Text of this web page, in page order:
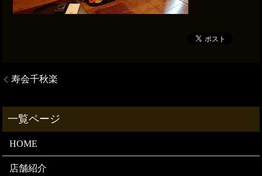
寿会千秋楽
HOME
店舗紹介